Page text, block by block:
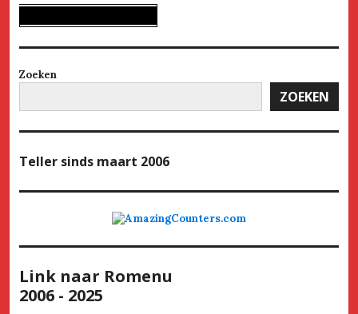
Zoeken
ZOEKEN
Teller sinds maart 2006
Link naar Romenu
2006 - 2025